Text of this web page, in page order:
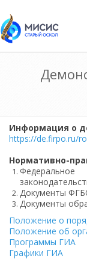
Информация о
https://de.firpo.ru/
Нормативно-
Федеральное
Документы
Документы
Положение о
Положение об
Программы ГИА
Графики ГИА